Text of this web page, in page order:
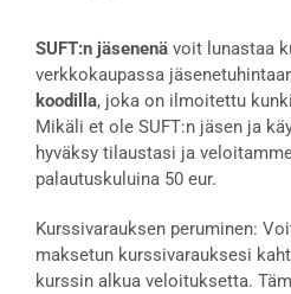
SUFT:n jäsenenä voit lunastaa
verkkokaupassa
koodilla, joka on ilmoitettu
Mikäli et ole SUFT:n jäsen ja
hyväksy tilaustasi ja
palautuskuluina 50 eur.
Kurssivarauksen peruminen:
maksetun kurssivarauksesi
kurssin alkua veloituksetta.